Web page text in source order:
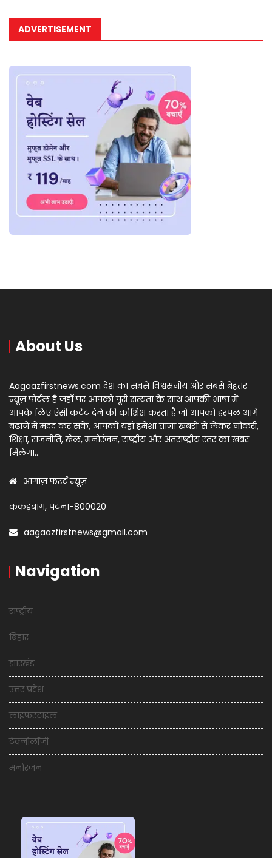
ADVERTISEMENT
About Us
Aagaazfirstnews.com देश का सबसे विश्वसनीय और सबसे बेहतर
न्यूज़ पोर्टल है जहाँ पर आपको पूरी सत्यता के साथ आपकी भाषा में
आपके लिए ऐसी कंटेंट देने की कोशिश करता है जो आपको हरपल आगे
बढ़ाने में मदद कर सकें, आपको यहां हमेशा ताज़ा खबरों से लेकर नौकरी,
शिक्षा, राजनीति, खेल, मनोरंजन, राष्ट्रीय और अंतराष्ट्रीय स्तर का खबर
मिलेगा..
आगाज़ फर्स्ट न्यूज़
कंकड़बाग, पटना-800020
aagaazfirstnews@gmail.com
Navigation
राष्ट्रीय
बिहार
झारखंड
उत्तर प्रदेश
लाइफस्टाइल
टेक्नोलॉजी
मनोरंजन